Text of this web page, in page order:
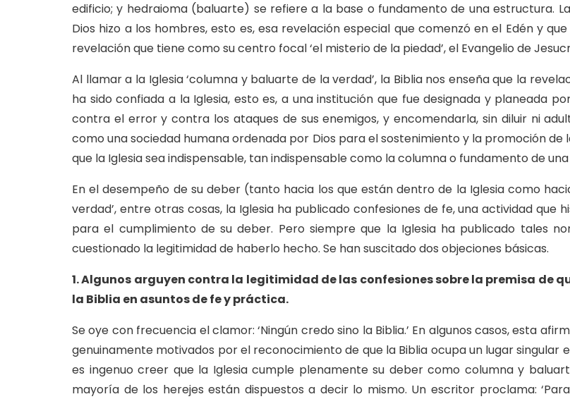
edificio; y hedraioma (baluarte) se refiere a la base o fundamento de una estructura.
Dios hizo a los hombres, esto es, esa revelación especial que comenzó en el Edén y
revelación que tiene como su centro focal ‘el misterio de la piedad’, el Evangelio de
Al llamar a la Iglesia ‘columna y baluarte de la verdad’, la Biblia nos enseña que la
ha sido confiada a la Iglesia, esto es, a una institución que fue designada y planeada
contra el error y contra los ataques de sus enemigos, y encomendarla, sin diluir ni
como una sociedad humana ordenada por Dios para el sostenimiento y la promoción de
que la Iglesia sea indispensable, tan indispensable como la columna o fundamento de
En el desempeño de su deber (tanto hacia los que están dentro de la Iglesia como
verdad’, entre otras cosas, la Iglesia ha publicado confesiones de fe, una actividad
para el cumplimiento de su deber. Pero siempre que la Iglesia ha publicado tales
cuestionado la legitimidad de haberlo hecho. Se han suscitado dos objeciones básicas.
1. Algunos arguyen contra la legitimidad de las confesiones sobre la premisa de
la Biblia en asuntos de fe y práctica.
Se oye con frecuencia el clamor: ‘Ningún credo sino la Biblia.’ En algunos casos, esta
genuinamente motivados por el reconocimiento de que la Biblia ocupa un lugar singular
es ingenuo creer que la Iglesia cumple plenamente su deber como columna y
mayoría de los herejes están dispuestos a decir lo mismo. Un escritor proclama: